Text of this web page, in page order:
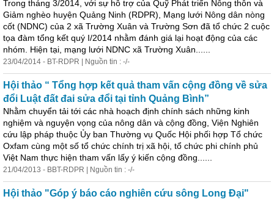
Trong tháng 3/2014, với sự hỗ trợ của Quỹ Phát triển Nông thôn và
Giảm nghèo huyện Quảng Ninh (RDPR), Mạng lưới Nông dân nòng
cốt (NDNC) của 2 xã Trường Xuân và Trường Sơn đã tổ chức 2 cuộc
tọa đàm tổng kết quý I/2014 nhằm đánh giá lại hoạt động của các
nhóm. Hiện tại, mạng lưới NDNC xã Trường Xuân......
23/04/2014 - BT-RDPR | Nguồn tin : -/-
Hội thảo “ Tổng hợp kết quả tham vấn cộng đồng về sửa
đổi Luật đất đai sửa đổi tại tỉnh Quảng Bình”
Nhằm chuyển tải tới các nhà hoạch định chính sách những kinh
nghiệm và nguyện vọng của nông dân và cộng đồng, Viện Nghiên
cứu lập pháp thuộc Ủy ban Thường vụ Quốc Hội phối hợp Tổ chức
Oxfam cùng một số tổ chức chính trị xã hội, tổ chức phi chính phủ
Việt Nam thực hiện tham vấn lấy ý kiến cộng đồng......
21/04/2013 - BBT-RDPR | Nguồn tin : -/-
Hội thảo "Góp ý báo cáo nghiên cứu sông Long Đại"